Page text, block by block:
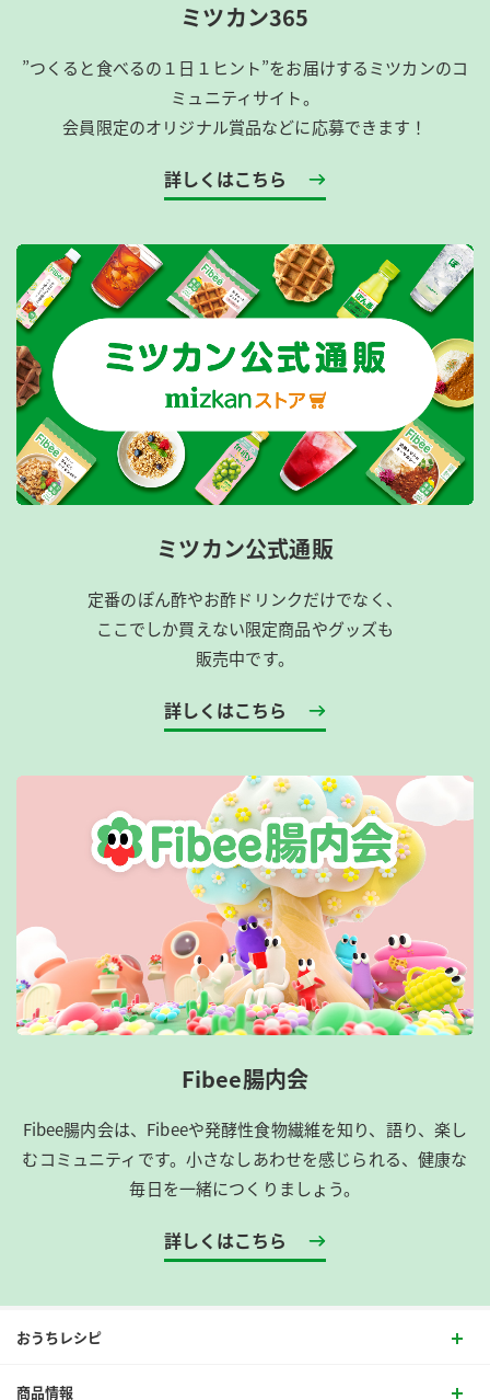
ミツカン365
”つくると食べるの１日１ヒント”をお届けするミツカンのコ
ミュニティサイト。
会員限定のオリジナル賞品などに応募できます！
詳しくはこちら
ミツカン公式通販
定番のぽん酢やお酢ドリンクだけでなく、
ここでしか買えない限定商品やグッズも
販売中です。
詳しくはこちら
Fibee腸内会
Fibee腸内会は、​Fibeeや発酵性食物繊維を知り、語り、楽し
むコミュニティです。​小さなしあわせを感じられる、健康な
毎日を一緒につくりましょう。
詳しくはこちら
おうちレシピ
商品情報